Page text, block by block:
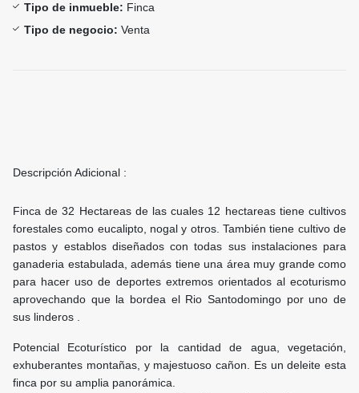
Tipo de inmueble: Finca
Tipo de negocio: Venta
Descripción Adicional :
Finca de 32 Hectareas de las cuales 12 hectareas tiene cultivos
forestales como eucalipto, nogal y otros. También tiene cultivo de
pastos y establos diseñados con todas sus instalaciones para
ganaderia estabulada, además tiene una área muy grande como
para hacer uso de deportes extremos orientados al ecoturismo
aprovechando que la bordea el Rio Santodomingo por uno de
sus linderos .
Potencial Ecoturístico por la cantidad de agua, vegetación,
exhuberantes montañas, y majestuoso cañon. Es un deleite esta
finca por su amplia panorámica.